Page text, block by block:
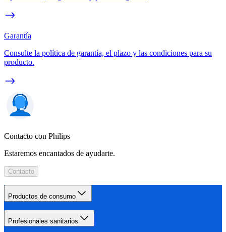
Garantía
Consulte la política de garantía, el plazo y las condiciones para su
producto.
Contacto con Philips
Estaremos encantados de ayudarte.
Contacto
Productos de consumo
Profesionales sanitarios